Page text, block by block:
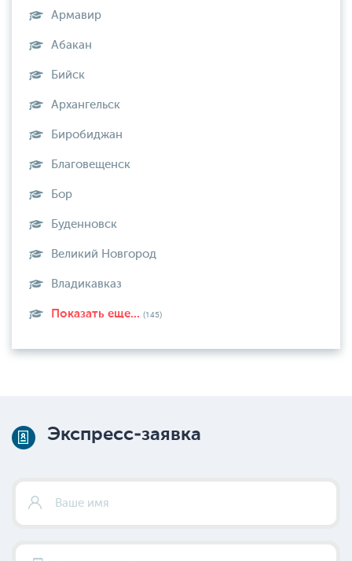
Армавир
Абакан
Бийск
Архангельск
Биробиджан
Благовещенск
Бор
Буденновск
Великий Новгород
Владикавказ
Показать еще... (145)
Экспресс-заявка